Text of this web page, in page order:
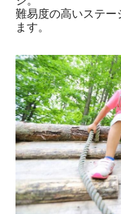
難易度の高いステー
ます。